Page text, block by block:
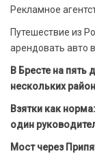
Рекламное
Путешествие из
арендовать авто
В Бресте на пять
нескольких
Взятки как
один
Мост через